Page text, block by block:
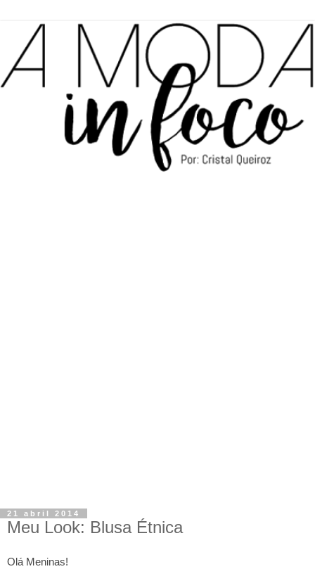
21 abril 2014
Meu Look: Blusa Étnica
Olá Meninas!